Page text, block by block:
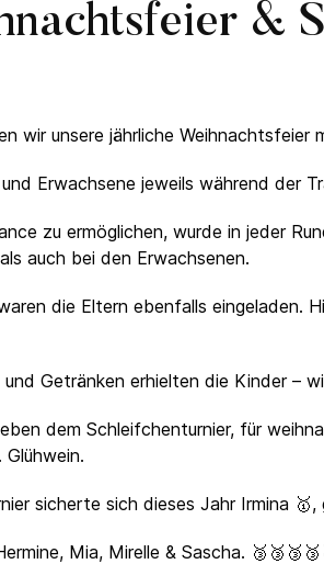
&
wir unsere jährliche Weihnachtsfeier
Erwachsene jeweils während der
zu ermöglichen, wurde in jeder
auch bei den Erwachsenen.
die Eltern ebenfalls eingeladen.
Getränken erhielten die Kinder –
dem Schleifchenturnier, für
sicherte sich dieses Jahr Irmina
Mia, Mirelle & Sascha.